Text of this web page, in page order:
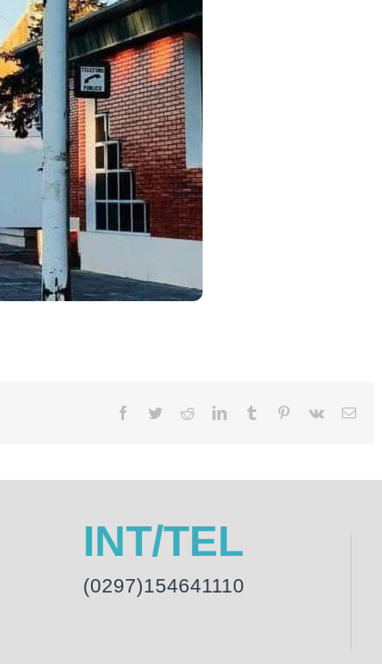
Facebook
TwitterRedditLinkedInTumblr Pinterest
Vk Email
INT/TEL
(0297)154641110